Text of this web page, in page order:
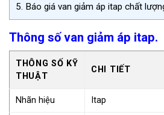
5. Báo giá van giảm áp itap chất
Thông số van giảm áp itap.
THÔNG SỐ KỸ
THUẬT
CHI TIẾT
Nhãn hiệu Itap